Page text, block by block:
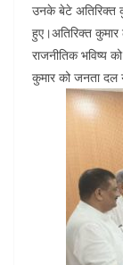
उनके बेटे अतिरिक्त
हुए।अतिरिक्त
राजनीतिक भविष्य
कुमार को जनता दल